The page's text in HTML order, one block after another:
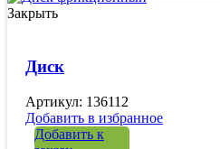
Закрыть
Диск
Артикул: 136112
Добавить в избранное
Добавить к